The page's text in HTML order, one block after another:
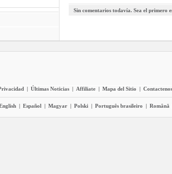
Sin comentarios todavía. Sea el primero
| Últimas Noticias | Affiliate | Mapa del Sitio | Contactenos
| Español | Magyar | Polski | Português brasileiro | Română